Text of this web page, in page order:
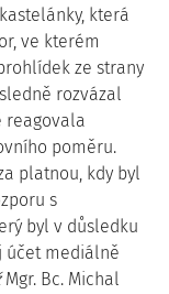
která
ve kterém
ze strany
rozvázal
reagovala
poměru.
platnou, kdy byl
s
byl v důsledku
účet mediálně
Mgr. Bc. Michal